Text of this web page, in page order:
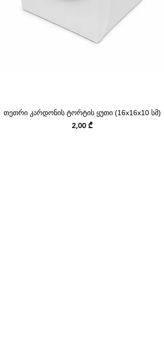
თეთრი კარდონის ტორტის ყუთი (16x16x10 სმ)
Price
2,00 ₾